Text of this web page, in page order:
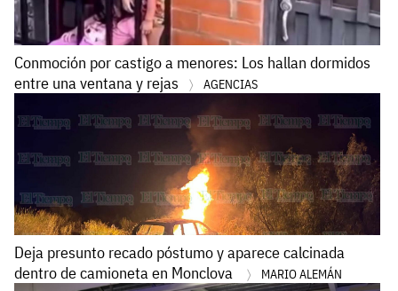
Conmoción por castigo a menores: Los hallan dormidos
entre una ventana y rejas
AGENCIAS
Deja presunto recado póstumo y aparece calcinada
dentro de camioneta en Monclova
MARIO ALEMÁN